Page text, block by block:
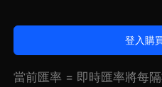
登入購
當前匯率 = 即時匯率將每